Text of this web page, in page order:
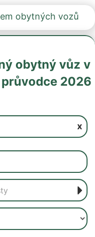
obytných vozů
obytný vůz v
2026
x